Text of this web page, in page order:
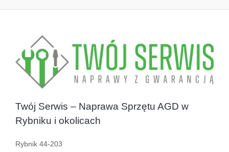
Twój Serwis – Naprawa Sprzętu AGD w
Rybniku i okolicach
Rybnik 44-203